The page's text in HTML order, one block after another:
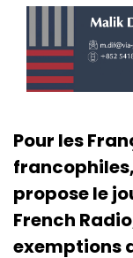
Pour les
propose le
French
exemptions